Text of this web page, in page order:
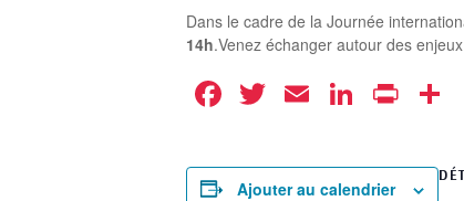
Dans le cadre de la Journée
14h.Venez échanger autour des
Facebook
Twitter
Email Print
Ajouter au calendrier